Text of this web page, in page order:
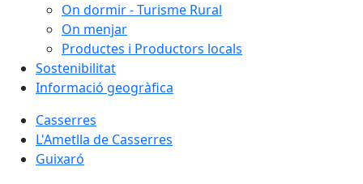
On dormir - Turisme Rural
On menjar
Productes i Productors locals
Sostenibilitat
Informació geogràfica
Casserres
L'Ametlla de Casserres
Guixaró